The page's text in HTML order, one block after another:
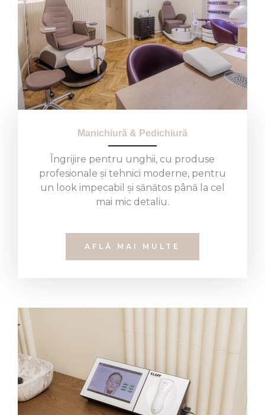
Manichiură & Pedichiură
Îngrijire pentru unghii, cu produse
profesionale și tehnici moderne, pentru
un look impecabil și sănătos până la cel
mai mic detaliu.
AFLĂ MAI MULTE